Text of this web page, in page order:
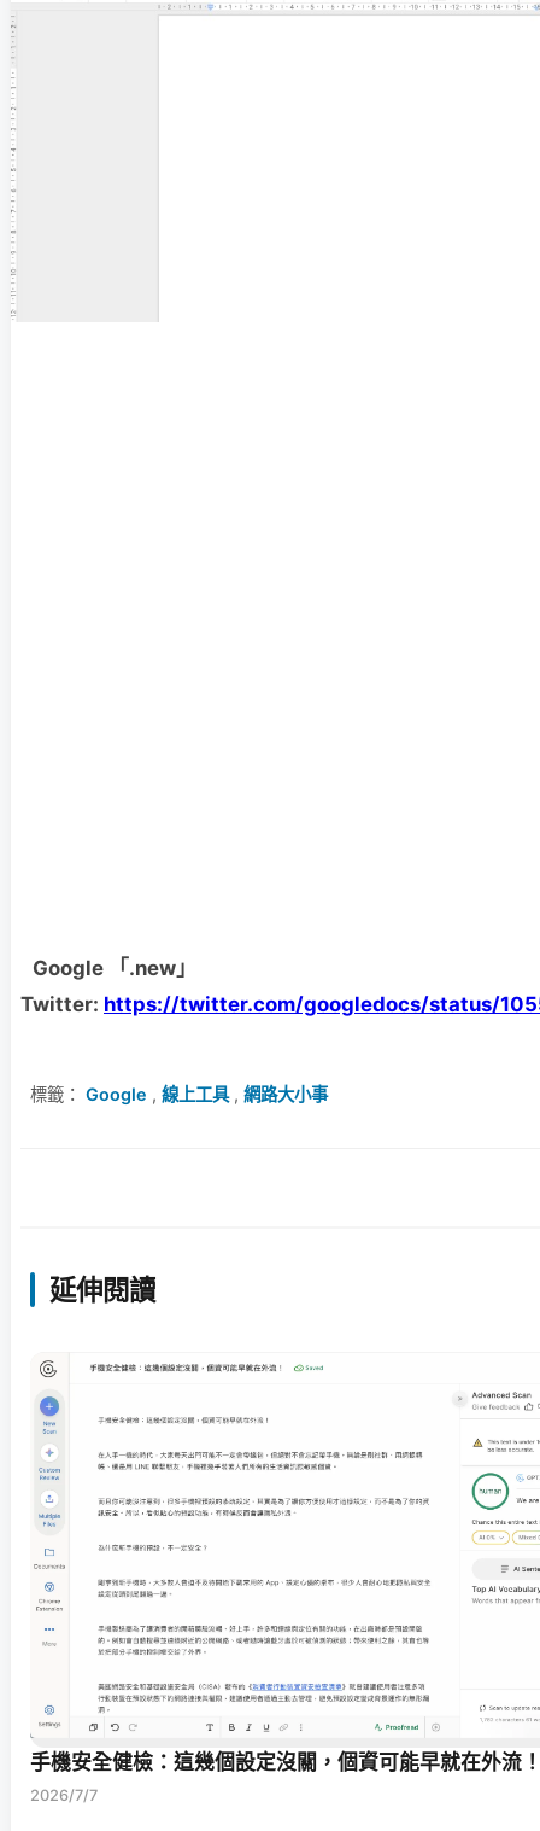
Google 「.new」
Twitter: https://twitter.com/googledocs/status/
標籤： Google , 線上工具, 網路大小事
延伸閱讀
手機安全健檢：這幾個設定沒關，個資可能早就在外流
2026/7/7